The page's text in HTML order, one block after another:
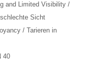
in der Ostsee vor der Basis
vor der Tauchbasis Baltic
and Limited Visibility /
Sicht
/ Tarieren in
40